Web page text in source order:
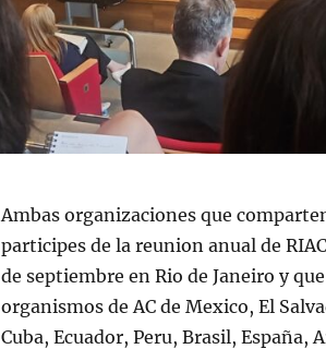
Ambas organizaciones que
participes de la reunion anual de
de septiembre en Rio de Janeiro y
organismos de AC de Mexico, El
Cuba, Ecuador, Peru, Brasil, España,